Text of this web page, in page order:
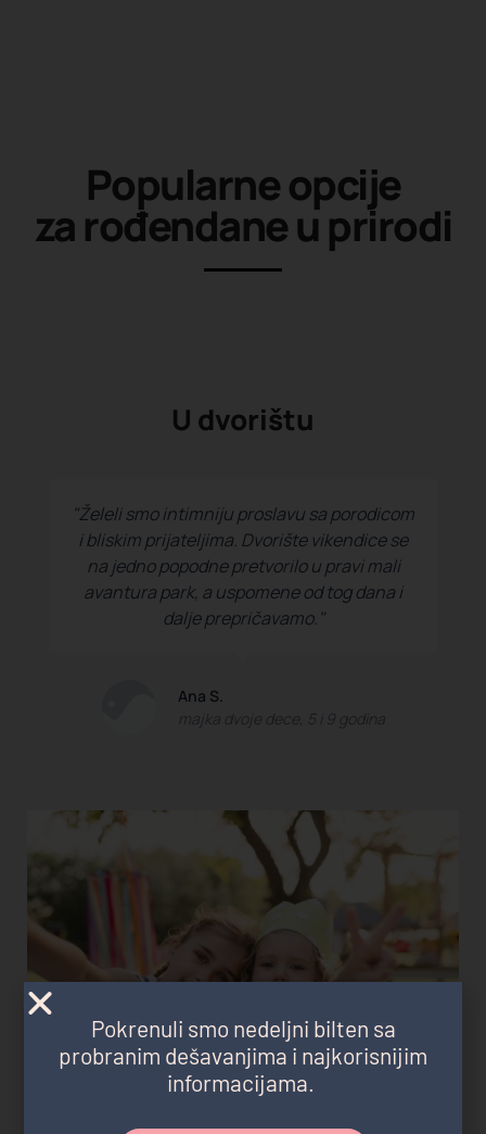
Popularne opcije
za rođendane u prirodi
U dvorištu
"Želeli smo intimniju proslavu sa porodicom
i bliskim prijateljima. Dvorište vikendice se
na jedno popodne pretvorilo u pravi mali
avantura park, a uspomene od tog dana i
dalje prepričavamo."
Ana S.
majka dvoje dece, 5 i 9 godina
Pokrenuli smo nedeljni bilten sa
probranim dešavanjima i najkorisnijim
informacijama.